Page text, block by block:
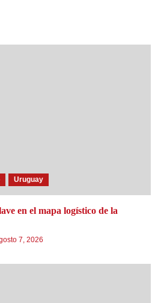
Uruguay
en el mapa logístico de la
7, 2026